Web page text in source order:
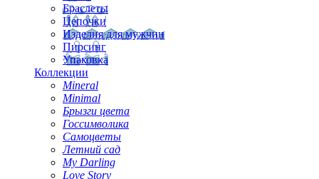
Браслеты
Цепочки
Изделия для мужчин
Пирсинг
Упаковка
Коллекции
Mineral
Minimal
Брызги цвета
Госсимволика
Самоцветы
Летний сад
My Darling
Love Story